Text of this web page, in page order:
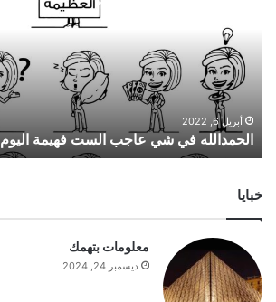
ي
ي
ع
ب
ا
أبريل 6, 2022
الحمدالله في شي عاجب الست فهيمة اليوم
خبايا
معلومات بتهمك
ديسمبر 24, 2024